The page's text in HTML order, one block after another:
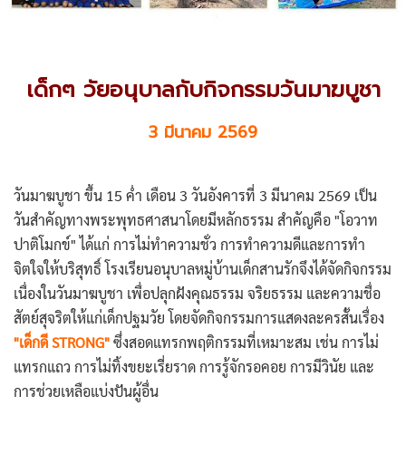
เด็กๆ วัยอนุบาลกับกิจกรรมวันมาฆบูชา
3 มีนาคม 2569
วันมาฆบูชา ขึ้น 15 ค่ำ เดือน 3 วันอังคารที่ 3 มีนาคม 2569 เป็น
วันสำคัญทางพระพุทธศาสนาโดยมีหลักธรรม สำคัญคือ "โอวาท
ปาติโมกข์" ได้แก่ การไม่ทำความชั่ว การทำความดีและการทำ
จิตใจให้บริสุทธิ์ โรงเรียนอนุบาลหมู่บ้านเด็กสานรักจึงได้จัดกิจกรรม
เนื่องในวันมาฆบูชา เพื่อปลุกฝังคุณธรรม จริยธรรม และความชื่อ
สัตย์สุจริตให้แก่เด็กปฐมวัย โดยจัดกิจกรรมการแสดงละครสั้นเรื่อง
"เด็กดี STRONG"ซึ่งสอดแทรกพฤติกรรมที่เหมาะสม เช่น การไม่
แทรกแถว การไม่ทิ้งขยะเรี่ยราด การรู้จักรอคอย การมีวินัย และ
การช่วยเหลือแบ่งปันผู้อื่น